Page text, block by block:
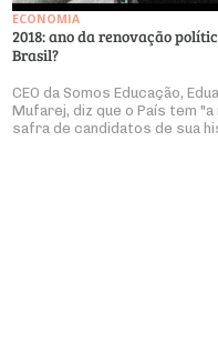
ECONOMIA
2018: ano da renovação
Brasil?
CEO da Somos Educação,
Mufarej, diz que o País tem "a
safra de candidatos de sua